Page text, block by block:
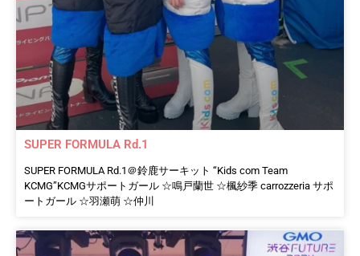
SUPER FORMULA Rd.1
SUPER FORMULA Rd.1＠鈴鹿サーキット “Kids com Team
KCMG”KCMGサポートガール ☆鳴戸蘭世 ☆楓紗季 carrozzeria サポ
ートガール ☆羽瀬萌 ☆仲川